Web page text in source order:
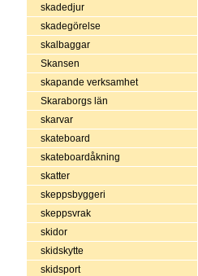
skadedjur
skadegörelse
skalbaggar
Skansen
skapande verksamhet
Skaraborgs län
skarvar
skateboard
skateboardåkning
skatter
skeppsbyggeri
skeppsvrak
skidor
skidskytte
skidsport